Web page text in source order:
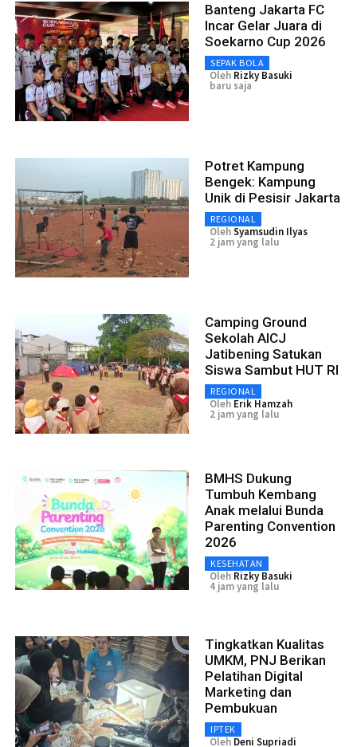
Banteng Jakarta FC
Incar Gelar Juara di
Soekarno Cup 2026
SEPAK BOLA
Oleh Rizky Basuki
baru saja
Potret Kampung
Bengek: Kampung
Unik di Pesisir Jakarta
REGIONAL
OlehSyamsudin Ilyas
2 jam yang lalu
Camping Ground
Sekolah AICJ
Jatibening Satukan
Siswa Sambut HUT RI
REGIONAL
Oleh Erik Hamzah
2 jam yang lalu
BMHS Dukung
Tumbuh Kembang
Anak melalui Bunda
Parenting Convention
2026
KESEHATAN
Oleh Rizky Basuki
4 jam yang lalu
Tingkatkan Kualitas
UMKM, PNJ Berikan
Pelatihan Digital
Marketing dan
Pembukuan
IPTEK
Oleh Deni Supriadi